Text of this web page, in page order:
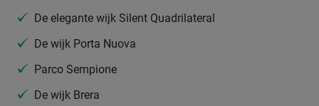
De elegante wijk Silent Quadrilateral
De wijk Porta Nuova
Parco Sempione
De wijk Brera